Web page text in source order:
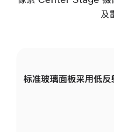
及
标准玻璃面板采用低反